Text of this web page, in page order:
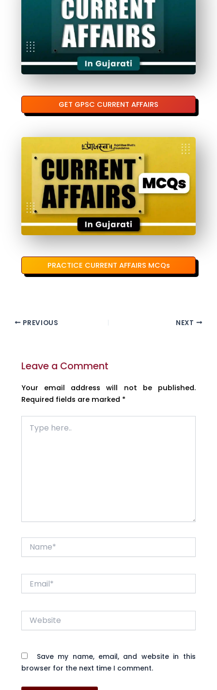
GET GPSC CURRENT AFFAIRS
PRACTICE CURRENT AFFAIRS MCQs
PREVIOUS NEXT
Leave a Comment
Your email address will not be published.
Required fields are marked *
here..
Website
Save my name, email, and website in this
browser for the next time I comment.